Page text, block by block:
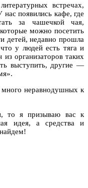
встречах,
появились кафе, где
за чашечкой чая,
можно посетить
детей, недавно прошла
у людей есть тяга и
организаторов таких
выступить, другие —
неравнодушных к
то я призываю вас к
идея, а средства и